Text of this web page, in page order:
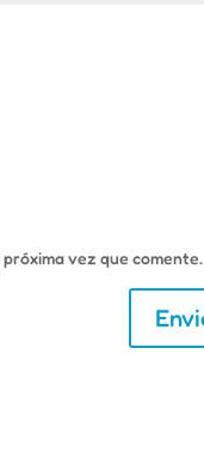
vez que comente.